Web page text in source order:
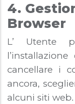
4.
Browser
L’ Utente
cancellare i
ancora,
alcuni siti web.